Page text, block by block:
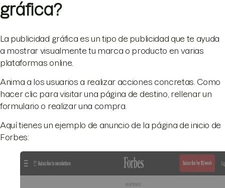
gráfica?
La publicidad gráfica es un tipo de publicidad que te ayuda
a mostrar visualmente tu marca o producto en varias
plataformas online.
Anima a los usuarios a realizar acciones concretas. Como
hacer clic para visitar una página de destino, rellenar un
formulario o realizar una compra.
Aquí tienes un ejemplo de anuncio de la página de inicio de
Forbes: